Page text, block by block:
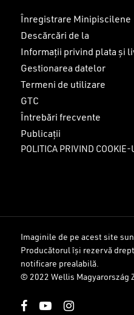
Sub-total:
Înregistrare Minipiscilene
Descărcări de la
Informații privind plata și
Gestionarea datelor
Termeni de utilizare
GTC
Întrebări frecvente
Publicații
POLITICA PRIVIND COOKIE-
Imaginile de pe acest site
Producătorul își rezervă
notificare prealabilă.
© 2022 Wellis Magyarország
facebookyoutubeinstagram